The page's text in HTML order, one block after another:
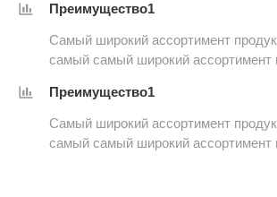
Преимущество1
Самый широкий ассортимент
самый самый широкий ассортимент
Преимущество1
Самый широкий ассортимент
самый самый широкий ассортимент